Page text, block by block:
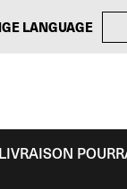
LANGUAGE